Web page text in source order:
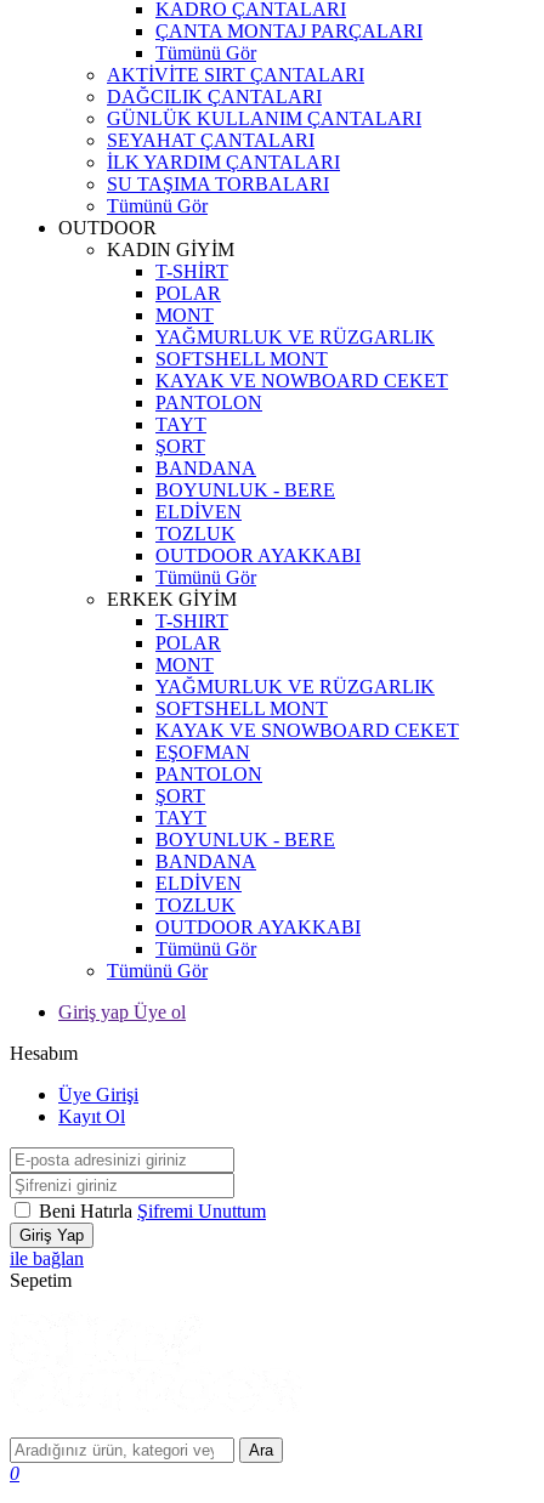
KADRO ÇANTALARI
ÇANTA MONTAJ PARÇALARI
Tümünü Gör
AKTİVİTE SIRT ÇANTALARI
DAĞCILIK ÇANTALARI
GÜNLÜK KULLANIM ÇANTALARI
SEYAHAT ÇANTALARI
İLK YARDIM ÇANTALARI
SU TAŞIMA TORBALARI
Tümünü Gör
OUTDOOR
KADIN GİYİM
T-SHİRT
POLAR
MONT
YAĞMURLUK VE RÜZGARLIK
SOFTSHELL MONT
KAYAK VE NOWBOARD CEKET
PANTOLON
TAYT
ŞORT
BANDANA
BOYUNLUK - BERE
ELDİVEN
TOZLUK
OUTDOOR AYAKKABI
Tümünü Gör
ERKEK GİYİM
T-SHIRT
POLAR
MONT
YAĞMURLUK VE RÜZGARLIK
SOFTSHELL MONT
KAYAK VE SNOWBOARD CEKET
EŞOFMAN
PANTOLON
ŞORT
TAYT
BOYUNLUK - BERE
BANDANA
ELDİVEN
TOZLUK
OUTDOOR AYAKKABI
Tümünü Gör
Tümünü Gör
Giriş yap Üye ol
Hesabım
Üye Girişi
Kayıt Ol
Beni Hatırla Şifremi Unuttum
Giriş Yap
ile bağlan
Sepetim
Ara
0